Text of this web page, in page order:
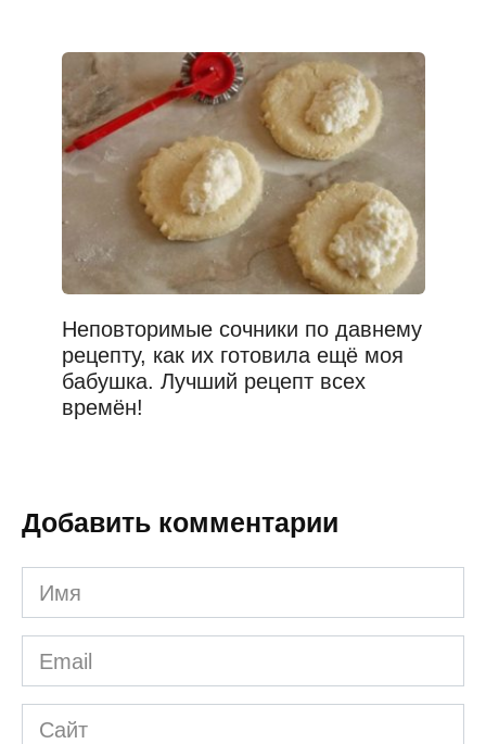
Неповторимые сочники по давнему
рецепту, как их готовила ещё моя
бабушка. Лучший рецепт всех
времён!
Добавить комментарии
Имя
*
Email
*
Сайт